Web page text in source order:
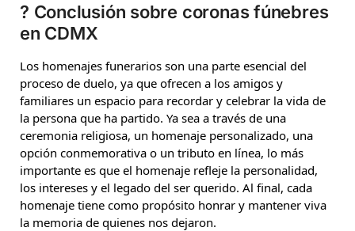
?️ Conclusión sobre coronas fúnebres
en CDMX
Los homenajes funerarios son una parte esencial del
proceso de duelo, ya que ofrecen a los amigos y
familiares un espacio para recordar y celebrar la vida de
la persona que ha partido. Ya sea a través de una
ceremonia religiosa, un homenaje personalizado, una
opción conmemorativa o un tributo en línea, lo más
importante es que el homenaje refleje la personalidad,
los intereses y el legado del ser querido. Al final, cada
homenaje tiene como propósito honrar y mantener viva
la memoria de quienes nos dejaron.